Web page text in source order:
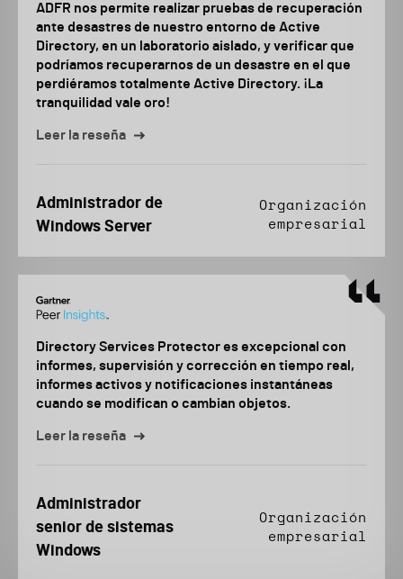
ADFR nos permite realizar pruebas de recuperación
ante desastres de nuestro entorno de Active
Directory, en un laboratorio aislado, y verificar que
podríamos recuperarnos de un desastre en el que
perdiéramos totalmente Active Directory. ¡La
tranquilidad vale oro!
Leer la reseña
Administrador de
Windows Server
Organización
empresarial
Directory Services Protector es excepcional con
informes, supervisión y corrección en tiempo real,
informes activos y notificaciones instantáneas
cuando se modifican o cambian objetos.
Leer la reseña
Administrador
senior de sistemas
Windows
Organización
empresarial